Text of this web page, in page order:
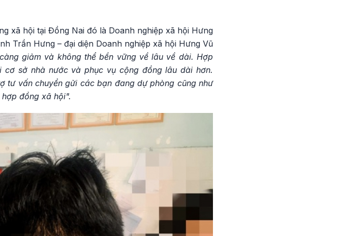
xã hội tại Đồng Nai đó là Doanh nghiệp xã hội Hưng
Trần Hưng – đại diện Doanh nghiệp xã hội Hưng Vũ
giảm và không thể bền vững về lâu về dài. Hợp
sở nhà nước và phục vụ cộng đồng lâu dài hơn.
tư vấn chuyển gửi các bạn đang dự phòng cũng như
đồng xã hội".